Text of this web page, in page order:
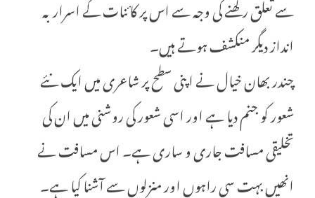
سے تعلق رکھنے کی وجہ سے اس پر کائنات کے اسرار بہ
انداز دیگر منکشف ہوتے ہیں۔
چندر بھان خیال نے اپنی سطح پر شاعری میں ایک نئے
شعور کو جنم دیا ہے اور اسی شعور کی روشنی میں ان کی
تخلیقی مسافت جاری و ساری ہے۔ اس مسافت نے
انھیں بہت سی راہوں اور منزلوں سے آشنا کیا ہے۔